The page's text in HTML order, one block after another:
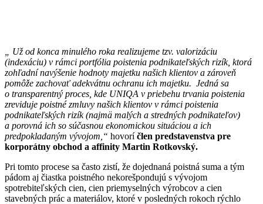
„ Už od konca minulého roka realizujeme tzv. valorizáciu
(indexáciu) v rámci portfólia poistenia podnikateľských rizík, ktorá
zohľadní navýšenie hodnoty majetku našich klientov a zároveň
pomôže zachovať adekvátnu ochranu ich majetku. Jedná sa
o transparentný proces, kde UNIQA v priebehu trvania poistenia
zreviduje poistné zmluvy našich klientov v rámci poistenia
podnikateľských rizík (najmä malých a stredných podnikateľov)
a porovná ich so súčasnou ekonomickou situáciou a ich
predpokladaným vývojom,“ hovoríčlen predstavenstva pre
korporátny obchod a affinity Martin Rotkovský.
Pri tomto procese sa často zistí, že dojednaná poistná suma a tým
pádom aj čiastka poistného nekorešpondujú s vývojom
spotrebiteľských cien, cien priemyselných výrobcov a cien
stavebných prác a materiálov, ktoré v posledných rokoch rýchlo